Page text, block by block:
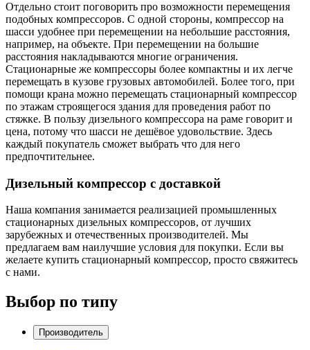
Отдельно стоит поговорить про возможности перемещения
подобных компрессоров. С одной стороны, компрессор на
шасси удобнее при перемещении на небольшие расстояния,
например, на объекте. При перемещении на большие
расстояния накладываются многие ограничения.
Стационарные же компрессоры более компактны и их легче
перемещать в кузове грузовых автомобилей. Более того, при
помощи крана можно перемещать стационарный компрессор
по этажам строящегося здания для проведения работ по
стяжке. В пользу дизельного компрессора на раме говорит и
цена, потому что шасси не дешёвое удовольствие. Здесь
каждый покупатель сможет выбрать что для него
предпочтительнее.
Дизельный компрессор с доставкой
Наша компания занимается реализацией промышленных
стационарных дизельных компрессоров, от лучших
зарубежных и отечественных производителей. Мы
предлагаем вам наилучшие условия для покупки. Если вы
желаете купить стационарный компрессор, просто свяжитесь
с нами.
Выбор по типу
Производитель